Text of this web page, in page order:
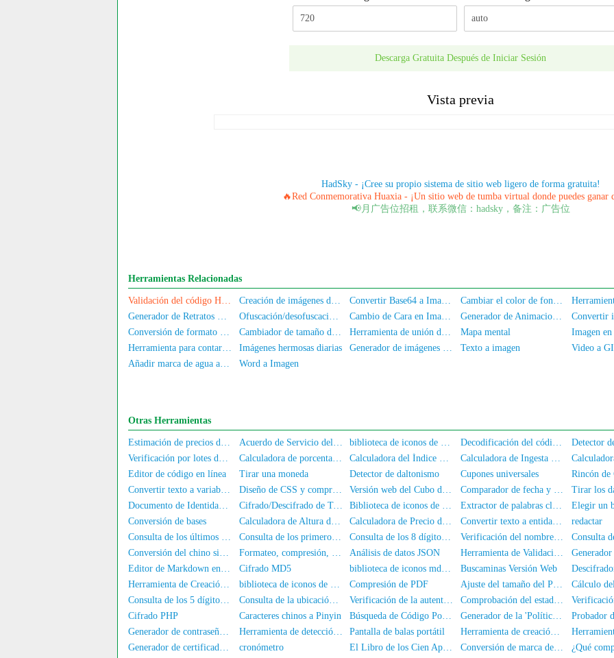
Descarga Gratuita Después de Iniciar Sesión
Vista previa
HadSky - ¡Cree su propio sistema de sitio web ligero de forma gratuita!
🔥Red Conmemorativa Huaxia - ¡Un sitio web de tumba virtual donde puedes ganar
📢月广告位招租，联系微信：hadsky，备注：广告位
Herramientas Relacionadas
Validación del código HTML Creación de imágenes de banner Convertir Base64 a Imagen
Cambiar el color de fondo de la foto
Generador de Retratos Conmemorativos
Ofuscación/desofuscación de imágenes Cambio de Cara en Imagen por IA
Generador de Animaciones GIF
Conversión de formato de imagen
Cambiador de tamaño de imágenes en lotes Herramienta de unión de imágenes Mapa mental
Imagen
Herramienta para contar el número de personas en las fotos
Imágenes hermosas diarias Generador de imágenes de firma manuscrita Texto a imagen
Video a
Añadir marca de agua a la imagen
Word a Imagen
Otras Herramientas
Estimación de precios de computadoras/teléfonos móviles de segunda mano Acuerdo de Servicio del Usuario y Política de Privacidad biblioteca de iconos de fuente Akar-Icons
Decodificación del código QR
Verificación por lotes de la autenticación de nombre real para números de móvil/DNI
Calculadora de porcentaje de grasa corporal Calculadora del Índice de Masa Corporal Calculadora de Ingesta de Nutrientes
Editor de código en línea
Tirar una moneda Detector de daltonismo
Cupones universales
Convertir texto a variable JS
Diseño de CSS y compresión Versión web del Cubo de Rubik Comparador de fecha y hora
Tirar los
Documento de Identidad Electrónico
Cifrado/Descifrado de Texto Biblioteca de iconos de font-awesome Extractor de palabras clave de texto
Elegir un
Conversión de bases
Calculadora de Altura de Tacones Calculadora de Precio de Vivienda Convertir texto a entidades HTML
redactar
Consulta de los últimos 4 dígitos del DNI
Consulta de los primeros 6 dígitos del número de DNI Consulta de los 8 dígitos del medio del DNI
Verificación del nombre y número de identificación
Conversión del chino simplificado al chino tradicional
Formateo, compresión, cifrado/ofuscación de código JS Análisis de datos JSON Herramienta de Validación de Datos JSON
Editor de Markdown en línea
Cifrado MD5 biblioteca de iconos mdi-font
Buscaminas Versión Web
Herramienta de Creación de Sellos Ovales
biblioteca de iconos de fuente PaymentFont Compresión de PDF
Ajuste del tamaño del PDF
Consulta de los 5 dígitos centrales de un número de teléfono
Consulta de la ubicación del número de teléfono móvil Verificación de la autenticación de nombre real del número de móvil
Comprobación del estado del número de teléfono
Cifrado PHP
Caracteres chinos a Pinyin Búsqueda de Código Postal y Prefijo de Área
Generador de la 'Política de Privacidad' de una App
Generador de contraseñas aleatorias
Herramienta de detección de resolución de pantalla Pantalla de balas portátil
Herramienta de creación de sello
Generador de certificados SSL autofirmados
cronómetro El Libro de los Cien Apellidos Conversión de marca de tiempo a fecha/hora ¿Qué